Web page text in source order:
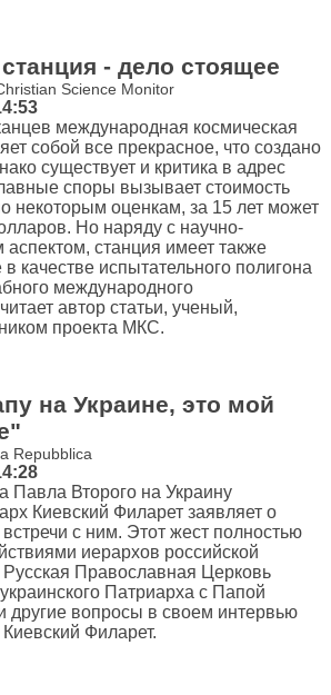
- дело стоящее
Science Monitor
международная космическая
собой все прекрасное, что создано
существует и критика в адрес
споры вызывает стоимость
некоторым оценкам, за 15 лет может
Но наряду с научно-
аспектом, станция имеет также
качестве испытательного полигона
международного
автор статьи, ученый,
проекта МКС.
на Украине, это мой
Repubblica
Павла Второго на Украину
Киевский Филарет заявляет о
встречи с ним. Этот жест полностью
иерархов российской
Православная Церковь
Патриарха с Папой
другие вопросы в своем интервью
Филарет.